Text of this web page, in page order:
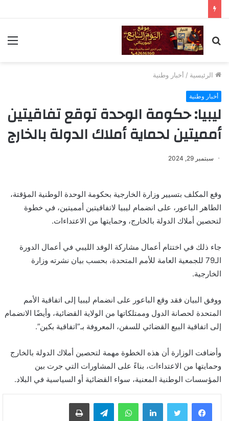
بحث
عن
الرئيسية / أخبار وطنية
أخبار وطنية
ليبيا: حكومة الوحدة توقع تفاقيتين
أمميتين لحماية أملاك الدولة بالخارج
سبتمبر 29, 2024
وقع المكلف بتسيير وزارة الخارجية بحكومة الوحدة الوطنية المؤقتة،
الطاهر الباعور، على انضمام ليبيا لاتفاقيتين أمميتين، في خطوة
لتحصين أملاك الدولة بالخارج، وحمايتها من الاعتداءات.
جاء ذلك في اختتام أعمال مشاركة الوفد الليبي في أعمال الدورة
الـ79 للجمعية العامة للأمم المتحدة، بحسب بيان نشرته وزارة
الخارجية.
ووفق البيان فقد وقع الباعور على انضمام ليبيا إلى اتفاقية الأمم
المتحدة لحصانة الدول وممتلكاتها من الولاية القضائية، وأيضًا الانضمام
إلى اتفاقية البيع القضائي للسفن، المعروفة بـ”اتفاقية بكين”.
وأضافت الوزارة أن هذه الخطوة مهمة لتحصين أملاك الدولة بالخارج
وحمايتها من الاعتداءات، بناءً على المشاورات التي جرت بين
المؤسسات الوطنية المعنية، سواء القضائية أو السياسية في البلاد.
لينكدإن واتساب